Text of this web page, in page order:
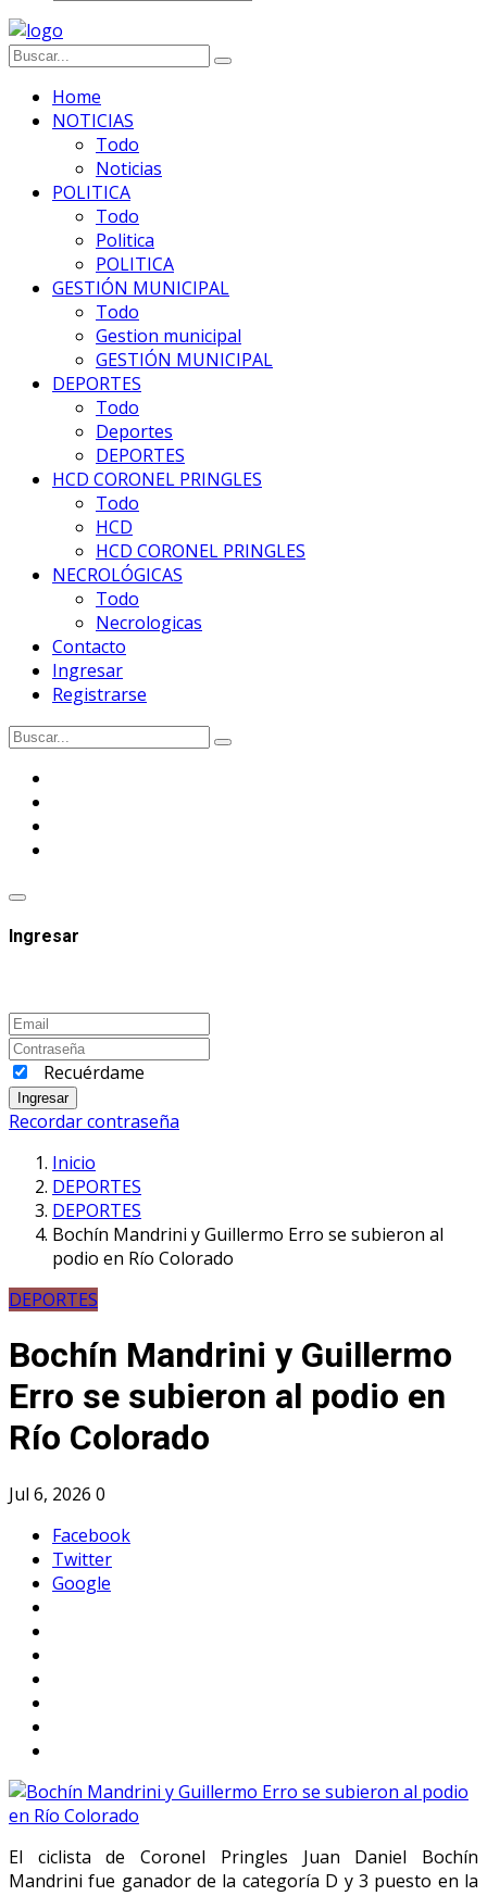
Home
NOTICIAS
Todo
Noticias
POLITICA
Todo
Politica
POLITICA
GESTIÓN MUNICIPAL
Todo
Gestion municipal
GESTIÓN MUNICIPAL
DEPORTES
Todo
Deportes
DEPORTES
HCD CORONEL PRINGLES
Todo
HCD
HCD CORONEL PRINGLES
NECROLÓGICAS
Todo
Necrologicas
Contacto
Ingresar
Registrarse
Ingresar
Recuérdame
Ingresar
Recordar contraseña
Inicio
DEPORTES
DEPORTES
Bochín Mandrini y Guillermo Erro se subieron al
podio en Río Colorado
DEPORTES
Bochín Mandrini y Guillermo
Erro se subieron al podio en
Río Colorado
Jul 6, 2026 0
Facebook
Twitter
Google
El ciclista de Coronel Pringles Juan Daniel Bochín
Mandrini fue ganador de la categoría D y 3 puesto en la